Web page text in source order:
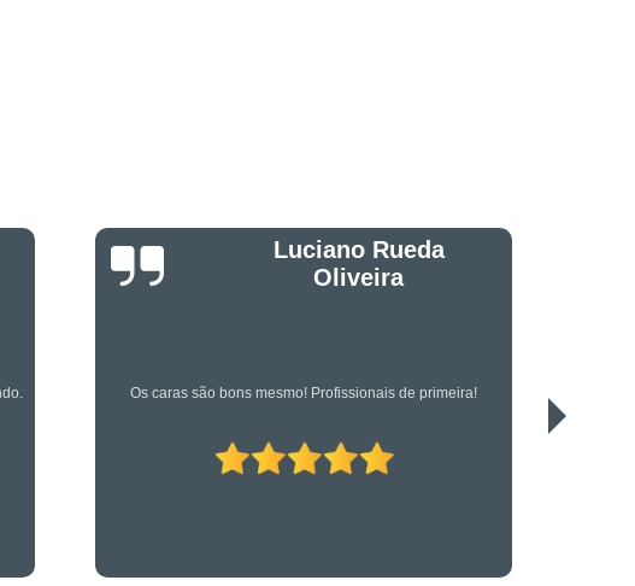
Serviço de qualidade!